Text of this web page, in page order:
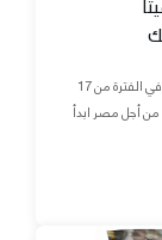
المؤتمر العلمي الثاني لمجموعة رونت فيتا بمدينة السخنة في الفترة من 17
من أجل مصر ابدأ